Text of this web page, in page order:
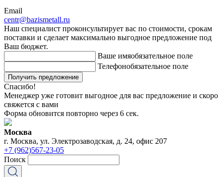
Email
centr@bazismetall.ru
Наш специалист проконсультирует вас по стоимости, срокам
поставки и сделает максимально выгодное предложение под
Ваш бюджет.
Ваше имяобязательное поле
Телефонобязательное поле
Получить предложение
Спасибо!
Менеджер уже готовит выгодное для вас предложение и скоро
свяжется с вами
Форма обновится повторно через 6 сек.
Москва
г. Москва, ул. Электрозаводская, д. 24, офис 207
+7 (962)567-23-05
Поиск